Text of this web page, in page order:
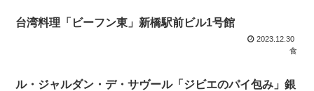
台湾料理「ビーフン東」新橋駅前ビル1号館
2023.12.30
食
ル・ジャルダン・デ・サヴール「ジビエのパイ包み」銀